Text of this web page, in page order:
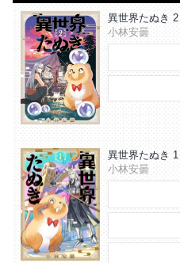
異世界たぬき 2
小林安曇
異世界たぬき 1
小林安曇